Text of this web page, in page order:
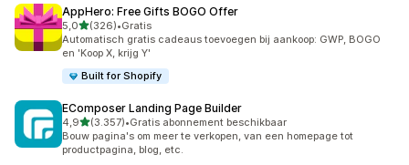
AppHero: Free Gifts BOGO Offer
5,0van 5 sterren
(326)
326 recensies in totaal
•Gratis
Automatisch gratis cadeaus toevoegen bij aankoop: GWP, BOGO
en 'Koop X, krijg Y'
Built for Shopify
EComposer Landing Page Builder
4,9van 5 sterren
(3.357)
3357 recensies in totaal
•Gratis abonnement beschikbaar
Bouw pagina's om meer te verkopen, van een homepage tot
productpagina, blog, etc.